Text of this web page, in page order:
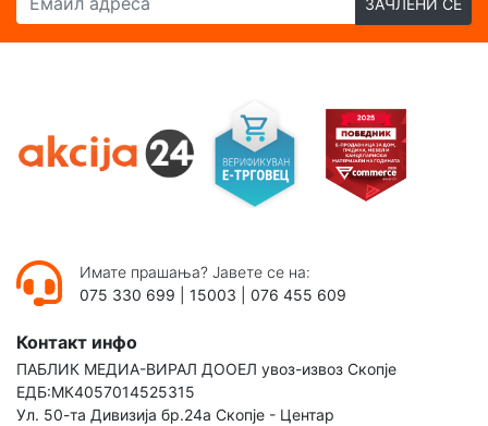
Имате прашања? Јавете се на:
075 330 699
15003 076 455 609
Контакт инфо
ПАБЛИК МЕДИА-ВИРАЛ ДООЕЛ увоз-извоз Скопје
ЕДБ:МК4057014525315
Ул. 50-та Дивизија бр.24а Скопје - Центар